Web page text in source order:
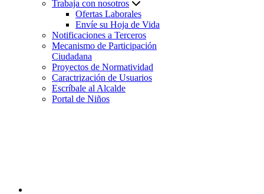
Trabaja con nosotros
Ofertas Laborales
Envíe su Hoja de Vida
Notificaciones a Terceros
Mecanismo de Participación
Ciudadana
Proyectos de Normatividad
Caractrización de Usuarios
Escríbale al Alcalde
Portal de Niños